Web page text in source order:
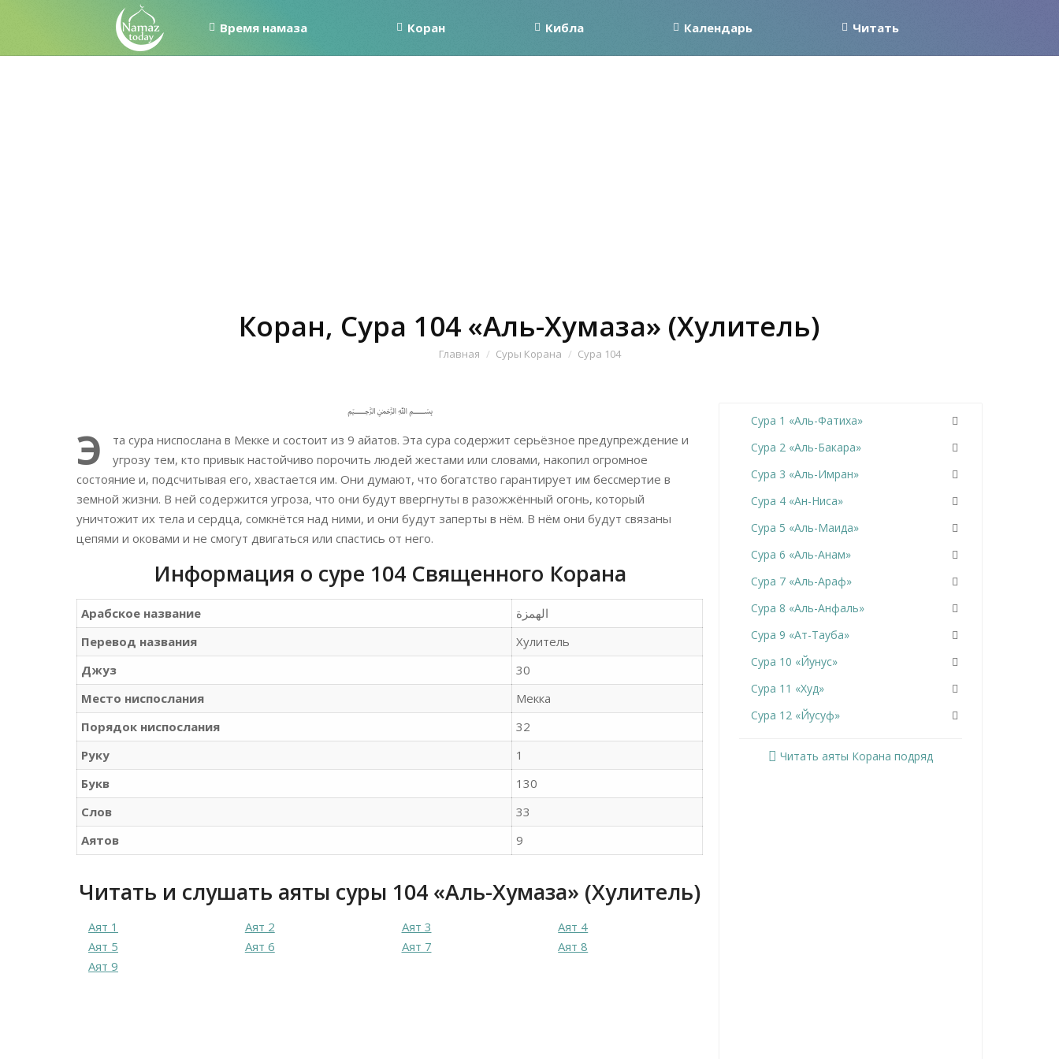
Время намаза Коран Кибла Календарь Читать
Коран, Сура 104 «Аль-Хумаза» (Хулитель)
Вы здесь:
Главная Суры Корана Сура 104
﷽
Э
та сура ниспослана в Мекке и состоит из 9 айатов. Эта сура содержит серьёзное предупреждение и
угрозу тем, кто привык настойчиво порочить людей жестами или словами, накопил огромное
состояние и, подсчитывая его, хвастается им. Они думают, что богатство гарантирует им бессмертие в
земной жизни. В ней содержится угроза, что они будут ввергнуты в разожжённый огонь, который
уничтожит их тела и сердца, сомкнётся над ними, и они будут заперты в нём. В нём они будут связаны
цепями и оковами и не смогут двигаться или спастись от него.
Информация о суре 104 Священного Корана
Арабское название
Перевод названия
Хулитель
Джуз
30
Место ниспослания
Мекка
Порядок ниспослания
32
Руку
1
Букв
130
Слов
33
Аятов
9
Читать и слушать аяты суры 104 «Аль-Хумаза» (Хулитель)
Аят 1 Аят 2 Аят 3
Аят 4
Аят 5
Аят 6 Аят 7
Аят 8
Аят 9
Сура 1 «Аль-Фатиха»
Сура 2 «Аль-Бакара»
Сура 3 «Аль-Имран»
Сура 4 «Ан-Ниса»
Сура 5 «Аль-Маида»
Сура 6 «Аль-Анам»
Сура 7 «Аль-Араф»
Сура 8 «Аль-Анфаль»
Сура 9 «Ат-Тауба»
Сура 10 «Йунус»
Сура 11 «Худ»
Сура 12 «Йусуф»
Читать аяты Корана подряд